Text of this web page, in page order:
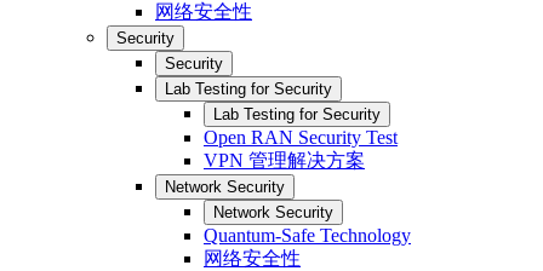
网络安全性
Security
Security
Lab Testing for Security
Lab Testing for Security
Open RAN Security Test
VPN 管理解决方案
Network Security
Network Security
Quantum-Safe Technology
网络安全性